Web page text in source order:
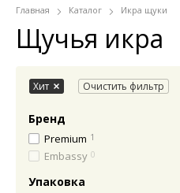
Главная Каталог Икра щуки
Щучья икра
Хит Очистить фильтр
Бренд
Premium 1
Embassy 0
Упаковка